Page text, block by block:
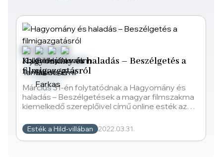
Hagyomány és haladás – Beszélgetés a
filmigazgatásról
Március 31-én folytatódnak a Hagyomány és
haladás – Beszélgetések a magyar filmszakma
kiemelkedő szereplőivel című online esték az
Esték a Hild-villában 2022.03.31.